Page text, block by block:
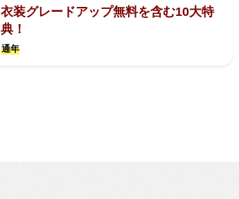
衣装グレードアップ無料を含む10大特
典！
通年